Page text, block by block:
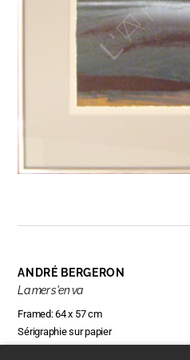
ANDRÉ BERGERON
La mer s'en va
Framed: 64 x 57 cm
Sérigraphie sur papier